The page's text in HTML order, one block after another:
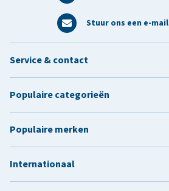
Stuur ons een e-mail
Service & contact
Populaire categorieën
Populaire merken
Internationaal